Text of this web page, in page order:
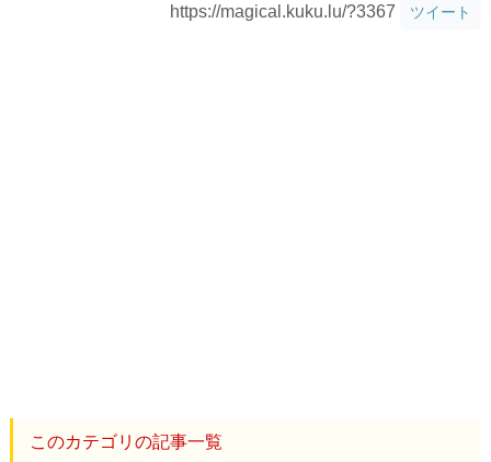
https://magical.kuku.lu/?3367 ツイート
このカテゴリの記事一覧